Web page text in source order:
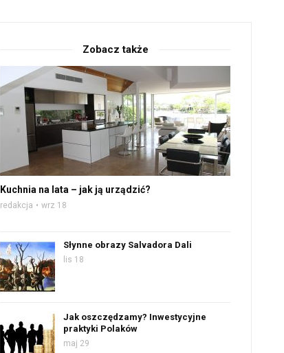
Zobacz także
Kuchnia na lata – jak ją urządzić?
redakcja wrz 18
Słynne obrazy Salvadora Dali
lis 18
Jak oszczędzamy? Inwestycyjne
praktyki Polaków
maj 29